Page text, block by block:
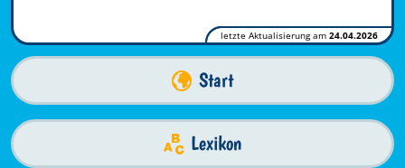
letzte Aktualisierung am 24.04.2026
Start
Lexikon